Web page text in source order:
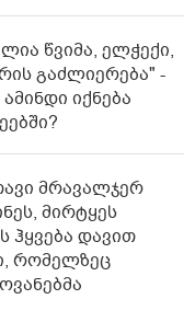
წვიმა, ელჭექი,
გაძლიერება" -
იქნება
მრავალჯერ
მირტყეს
ჰყვება დავით
რომელზეც